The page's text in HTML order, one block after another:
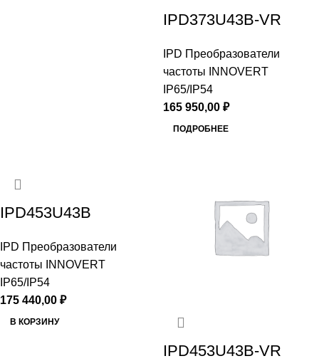
IPD373U43B-VR
IPD Преобразователи
частоты INNOVERT
IP65/IP54
165 950,00 ₽
ПОДРОБНЕЕ
IPD453U43B
IPD Преобразователи
частоты INNOVERT
IP65/IP54
175 440,00 ₽
В КОРЗИНУ
IPD453U43B-VR